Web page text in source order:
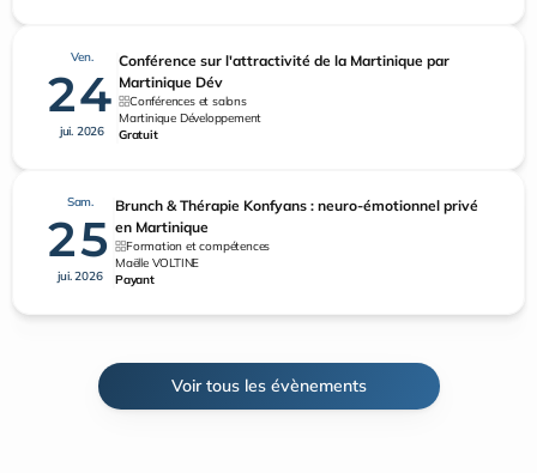
Voir tous les évènements
Ven.
24
jui. 2026
Conférence sur l'attractivité de la Martinique par
Martinique Dév
Conférences et salons
Martinique Développement
Gratuit
Sam.
25
jui. 2026
Brunch & Thérapie Konfyans : neuro-émotionnel privé
en Martinique
Formation et compétences
Maëlle VOLTINE
Payant